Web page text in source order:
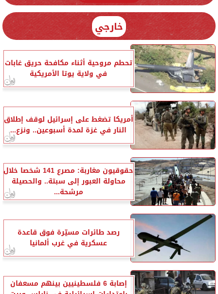
خارجي
تحطم مروحية أثناء مكافحة حريق غابات
في ولاية يوتا الأمريكية
أمريكا تضغط على إسرائيل لوقف إطلاق
النار في غزة لمدة أسبوعين.. ونزع...
حقوقيون مغاربة: مصرع 141 شخصا خلال
محاولة العبور إلى سبتة.. والحصيلة
مرشحة...
رصد طائرات مسيّرة فوق قاعدة
عسكرية في غرب ألمانيا
إصابة 6 فلسطينيين بينهم مسعفان